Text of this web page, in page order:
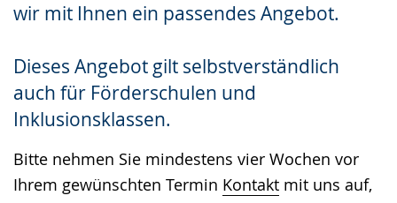
wir mit Ihnen ein passendes Angebot.
Dieses Angebot gilt selbstverständlich
auch für Förderschulen und
Inklusionsklassen.
Bitte nehmen Sie mindestens vier Wochen vor
Ihrem gewünschten Termin Kontakt mit uns auf,